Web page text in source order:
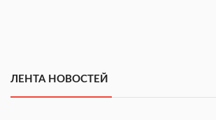
ЛЕНТА НОВОСТЕЙ